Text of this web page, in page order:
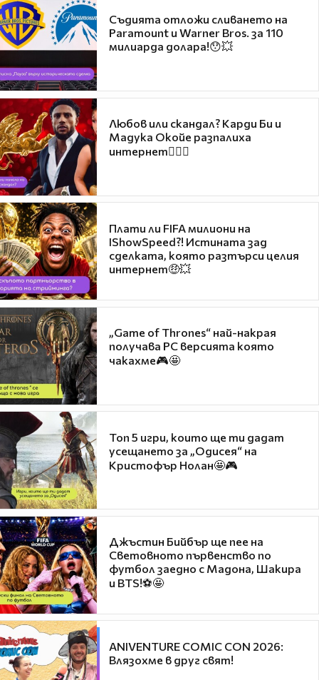
Съдията отложи сливането на
Paramount и Warner Bros. за 110
милиарда долара!😯💥
Любов или скандал? Карди Би и
Мадука Окойе разпалиха
интернет❤️‍🔥🔥
Плати ли FIFA милиони на
IShowSpeed?! Истината зад
сделката, която разтърси целия
интернет🤑💥
„Game of Thrones“ най-накрая
получава PC версията която
чакахме🎮🤩
Топ 5 игри, които ще ти дадат
усещането за „Одисея“ на
Кристофър Нолан🤩🎮
Джъстин Бийбър ще пее на
Световното първенство по
футбол заедно с Мадона, Шакира
и BTS!⚽🤩
ANIVENTURE COMIC CON 2026:
Влязохме в друг свят!